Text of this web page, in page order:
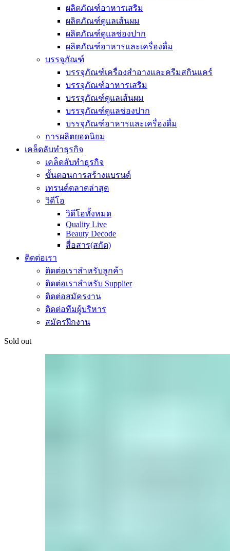
ผลิตภัณฑ์อาหารเสริม
ผลิตภัณฑ์ดูแลเส้นผม
ผลิตภัณฑ์ดูแลช่องปาก
ผลิตภัณฑ์อาหารและเครื่องดื่ม
บรรจุภัณฑ์
บรรจุภัณฑ์เครื่องสำอางและครีมสกินแคร์
บรรจุภัณฑ์อาหารเสริม
บรรจุภัณฑ์ดูแลเส้นผม
บรรจุภัณฑ์ดูแลช่องปาก
บรรจุภัณฑ์อาหารและเครื่องดื่ม
การผลิตยอดนิยม
เคล็ดลับทำธุรกิจ
เคล็ดลับทำธุรกิจ
ขั้นตอนการสร้างแบรนด์
เทรนด์ตลาดล่าสุด
วิดีโอ
วิดีโอทั้งหมด
Quality Live
Beauty Decode
สื่อสาร(สกัด)
ติดต่อเรา
ติดต่อเราสำหรับลูกค้า
ติดต่อเราสำหรับ Supplier
ติดต่อสมัครงาน
ติดต่อทีมผู้บริหาร
สมัครฝึกงาน
Sold out